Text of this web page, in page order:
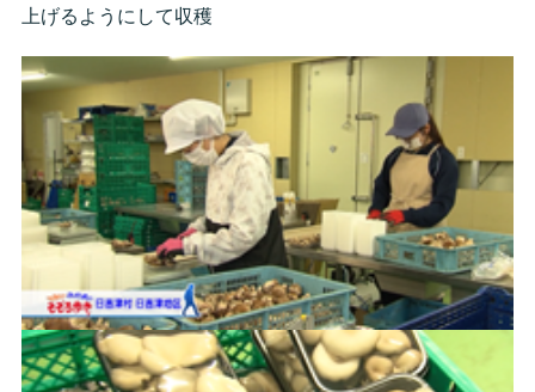
上げるようにして収穫